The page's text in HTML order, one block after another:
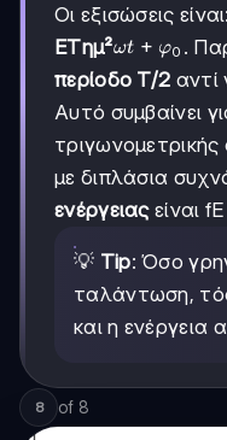
Οι εξισώσεις είναι:
ETημ²ωt
+
φ₀
ωt + φ0 .
περίοδο T/2 αντί
Αυτό συμβαίνει
με διπλάσια
ενέργειαςείναι
💡 Tip: Όσο
ταλάντωση,
και η
8 of 8